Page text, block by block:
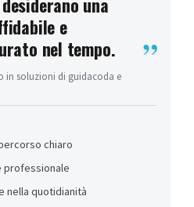
e
nel tempo.
in soluzioni di guidacoda e
chiaro
professionale
nella quotidianità